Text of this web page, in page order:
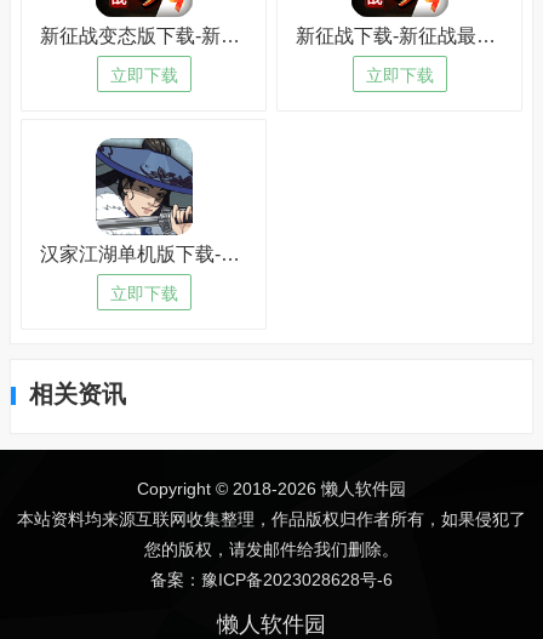
新征战变态版下载-新征战变态版手机版v3.9.4
立即下载
新征战下载-新征战最新版v2.1.6
立即下载
汉家江湖单机版下载-汉家江湖单机版中文版v9.9.1
立即下载
相关资讯
Copyright © 2018-2026 懒人软件园
本站资料均来源互联网收集整理，作品版权归作者所有，如果侵犯了
您的版权，请发邮件给我们删除。
备案：豫ICP备2023028628号-6
懒人软件园